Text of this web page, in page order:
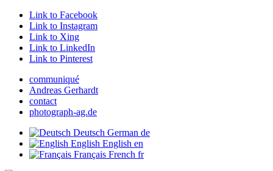
Link to Facebook
Link to Instagram
Link to Xing
Link to LinkedIn
Link to Pinterest
communiqué
Andreas Gerhardt
contact
photograph-ag.de
Deutsch German de
English English en
Français French fr